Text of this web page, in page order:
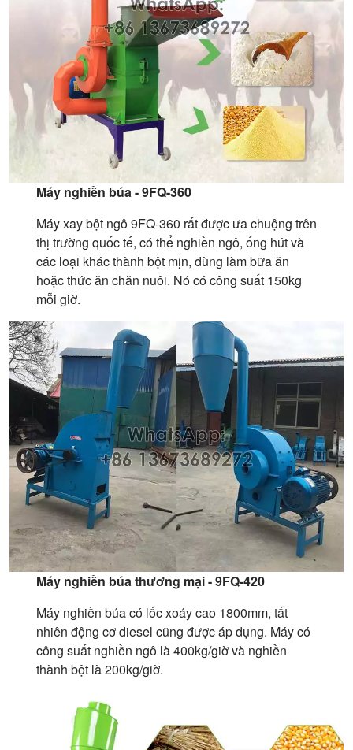
Máy nghiền búa - 9FQ-360
Máy xay bột ngô 9FQ-360 rất được ưa chuộng trên
thị trường quốc tế, có thể nghiền ngô, ống hút và
các loại khác thành bột mịn, dùng làm bữa ăn
hoặc thức ăn chăn nuôi. Nó có công suất 150kg
mỗi giờ.
Máy nghiền búa thương mại - 9FQ-420
Máy nghiền búa có lốc xoáy cao 1800mm, tất
nhiên động cơ diesel cũng được áp dụng. Máy có
công suất nghiền ngô là 400kg/giờ và nghiền
thành bột là 200kg/giờ.